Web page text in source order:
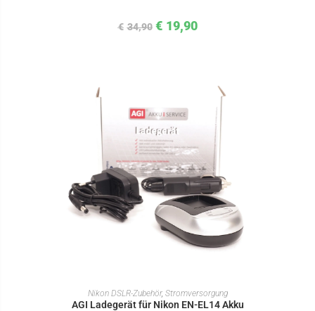
€ 34,90 € 19,90
IN DEN WARENKORB
Nikon DSLR-Zubehör, Stromversorgung
AGI Ladegerät für Nikon EN-EL14 Akku